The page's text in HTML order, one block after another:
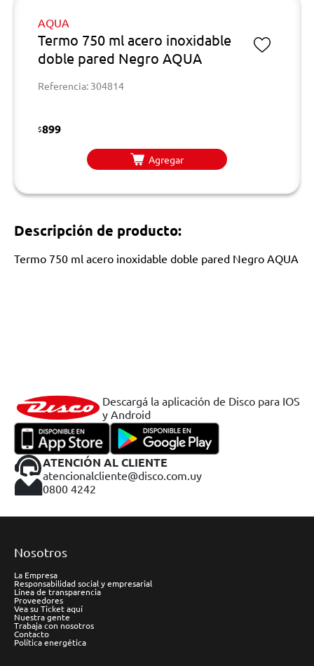
AQUA
Termo 750 ml acero inoxidable
doble pared Negro AQUA
Referencia: 304814
$899
Agregar
Descripción de producto:
Termo 750 ml acero inoxidable doble pared Negro AQUA
Descargá la aplicación de Disco para IOS
y Android
ATENCIÓN AL CLIENTE
atencionalcliente@disco.com.uy
0800 4242
Nosotros
La Empresa
Responsabilidad social y empresarial
Línea de transparencia
Proveedores
Vea su Ticket aquí
Nuestra gente
Trabaja con nosotros
Contacto
Política energética